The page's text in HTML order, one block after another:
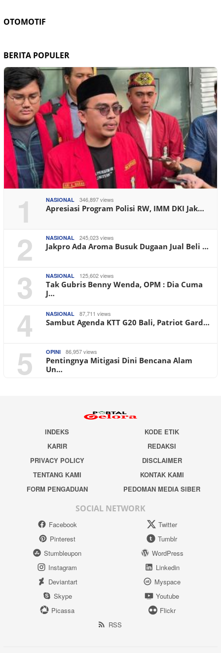
OTOMOTIF
BERITA POPULER
1 NASIONAL 346,897 views
Apresiasi Program Polisi RW, IMM DKI Jak…
2 NASIONAL 245,023 views
Jakpro Ada Aroma Busuk Dugaan Jual Beli …
3 NASIONAL 125,602 views
Tak Gubris Benny Wenda, OPM : Dia Cuma
J…
4 NASIONAL 87,711 views
Sambut Agenda KTT G20 Bali, Patriot Gard…
5 OPINI 86,957 views
Pentingnya Mitigasi Dini Bencana Alam
Un…
INDEKS
KODE ETIK
KARIR
REDAKSI
PRIVACY POLICY
DISCLAIMER
TENTANG KAMI
KONTAK KAMI
FORM PENGADUAN
PEDOMAN MEDIA SIBER
SOCIAL NETWORK
Facebook
Twitter
Pinterest
Tumblr
Stumbleupon
WordPress
Instagram
Linkedin
Deviantart
Myspace
Skype
Youtube
Picassa
Flickr
RSS